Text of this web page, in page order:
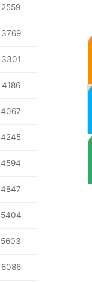
2559
3769
3301
4186
4067
4245
4594
4847
5404
5603
6086